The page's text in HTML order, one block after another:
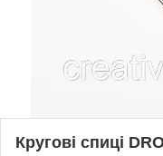
Кругові спиці